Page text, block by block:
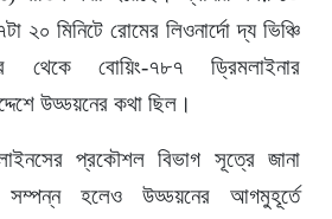
২০ মিনিটে রোমের লিওনার্দো দ্য ভিঞ্চি
থেকে বোয়িং-৭৮৭ ড্রিমলাইনার
উড্ডয়নের কথা ছিল।
প্রকৌশল বিভাগ সূত্রে জানা
হলেও উড্ডয়নের আগমুহূর্তে